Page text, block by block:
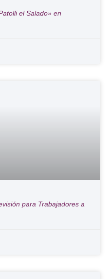
el Salado» en
para Trabajadores a